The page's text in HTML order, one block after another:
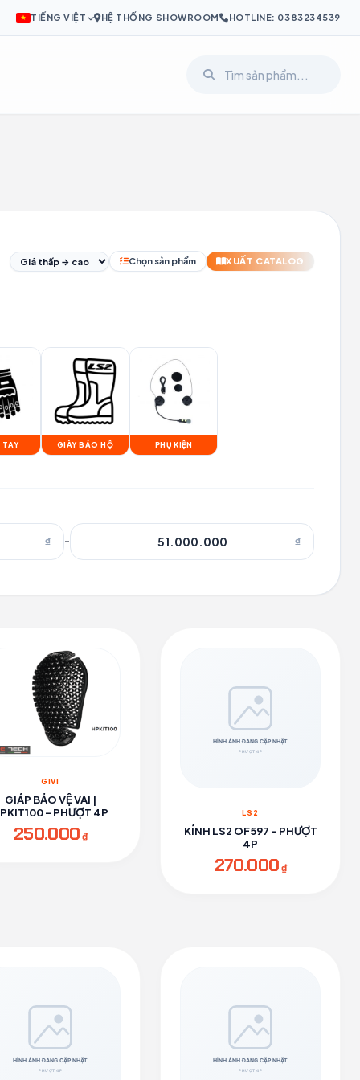
TIẾNG VIỆT HỆ THỐNG SHOWROOM HOTLINE: 0383234539
Chọn sản phẩm XUẤT CATALOG
TAY GIÀY BẢO HỘ PHỤ KIỆN
₫ - ₫
GIVI
GIÁP BẢO VỆ VAI |
- PHƯỢT 4P
250.000₫
LS2
KÍNH LS2 OF597 - PHƯỢT
4P
270.000₫